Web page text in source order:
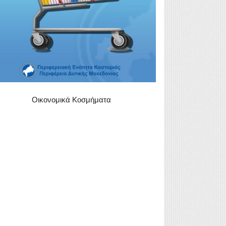
Οικονομικά Κοσμήματα